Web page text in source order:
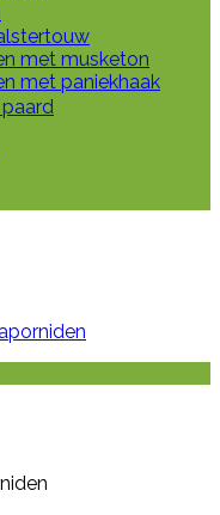
met musketon
met paniekhaak